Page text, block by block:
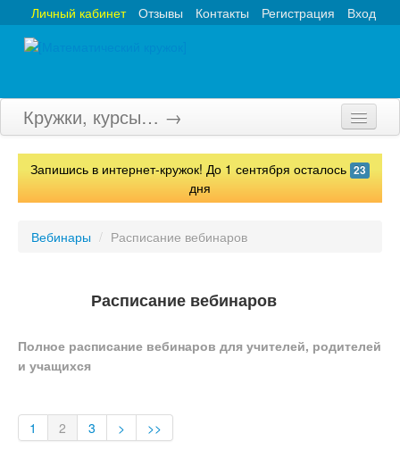
Вход
Регистрация
Контакты
Отзывы
Личный кабинет
Кружки, курсы… →
Главная
Вебинары
Книги
Запишись в интернет-кружок! До 1 сентября осталось 23
дня
Вебинары / Расписание вебинаров
Расписание вебинаров
Полное расписание вебинаров для учителей, родителей
и учащихся
1 2 3 > >>